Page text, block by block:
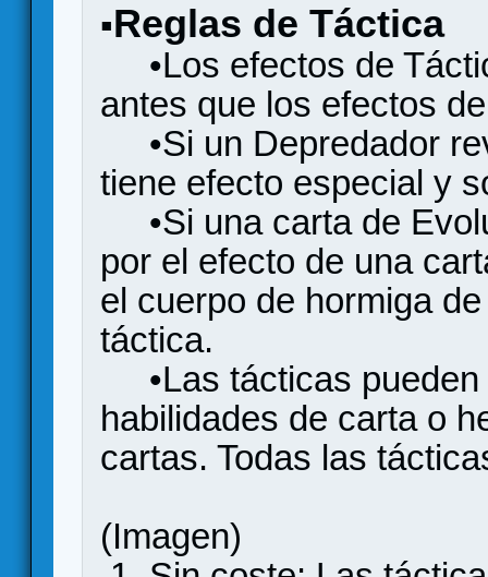
▪Reglas de Táctica
•Los efectos de
antes que los efectos
•Si un Depredador
tiene efecto especial y
•Si una carta de
por el efecto de una
el cuerpo de hormiga
táctica.
•Las tácticas pueden
habilidades de carta o
cartas. Todas las
(Imagen)